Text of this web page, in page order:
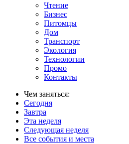
Чтение
Бизнес
Питомцы
Дом
Транспорт
Экология
Технологии
Промо
Контакты
Чем заняться:
Сегодня
Завтра
Эта неделя
Следующая неделя
Все события и места